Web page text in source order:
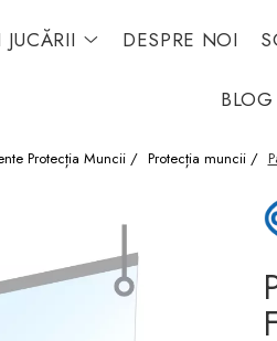
JUCĂRII DESPRE NOI
BLOG
Protecția Muncii / Protecția muncii /